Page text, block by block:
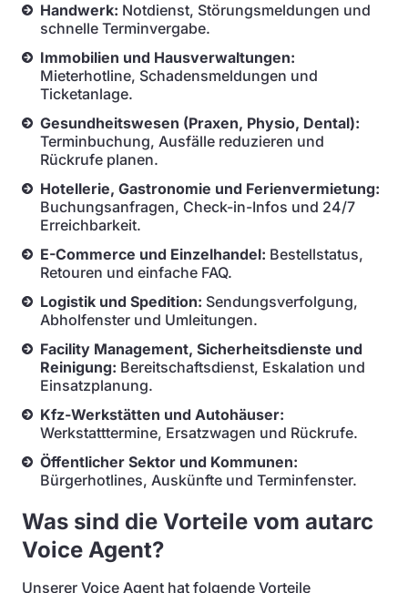
Handwerk: Notdienst, Störungsmeldungen und
schnelle Terminvergabe.
Immobilien und Hausverwaltungen:
Mieterhotline, Schadensmeldungen und
Ticketanlage.
Gesundheitswesen (Praxen, Physio, Dental):
Terminbuchung, Ausfälle reduzieren und
Rückrufe planen.
Hotellerie, Gastronomie und Ferienvermietung:
Buchungsanfragen, Check-in-Infos und 24/7
Erreichbarkeit.
E-Commerce und Einzelhandel: Bestellstatus,
Retouren und einfache FAQ.
Logistik und Spedition: Sendungsverfolgung,
Abholfenster und Umleitungen.
Facility Management, Sicherheitsdienste und
Reinigung: Bereitschaftsdienst, Eskalation und
Einsatzplanung.
Kfz-Werkstätten und Autohäuser:
Werkstatttermine, Ersatzwagen und Rückrufe.
Öffentlicher Sektor und Kommunen:
Bürgerhotlines, Auskünfte und Terminfenster.
Was sind die Vorteile vom autarc
Voice Agent?
Unserer Voice Agent hat folgende Vorteile